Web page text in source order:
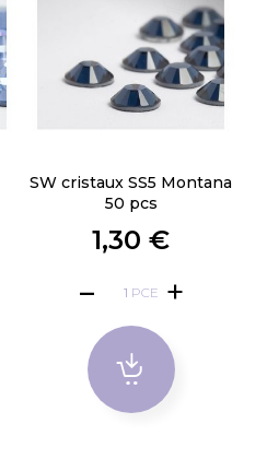
SW cristaux SS5 Montana
50 pcs
1,30 €
PCE